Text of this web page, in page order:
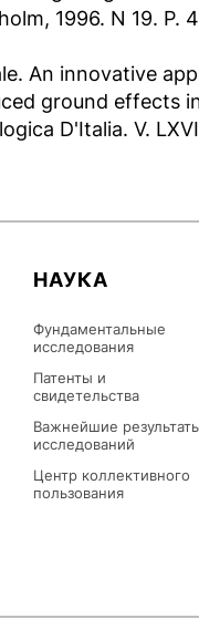
1996. N 19. P.
An innovative
ground effects
D'Italia. V.
НАУКА
Фундаментальные
исследования
Патенты и
свидетельства
Важнейшие
исследований
Центр коллективного
пользования